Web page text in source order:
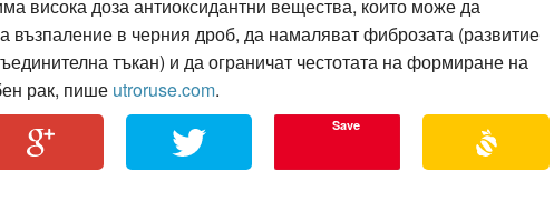
висока доза антиоксидантни вещества, които може да
възпаление в черния дроб, да намаляват фиброзата (развитие
тъкан) и да ограничат честотата на формиране на
рак, пише utroruse.com.
Save